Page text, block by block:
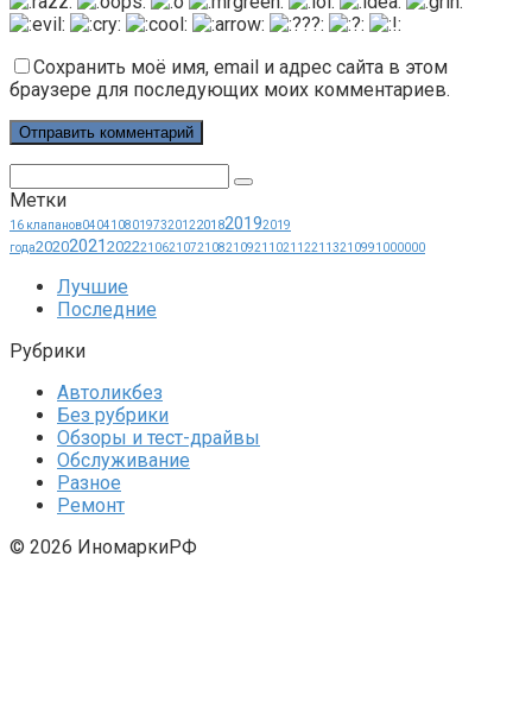
Сохранить моё имя, email и адрес сайта в этом
браузере для последующих моих комментариев.
Метки
16 клапанов0404108019732012201820192019
года20202021 20222106210721082109211021122113210991000000
Лучшие
Последние
Рубрики
Автоликбез
Без рубрики
Обзоры и тест-драйвы
Обслуживание
Разное
Ремонт
© 2026 ИномаркиРФ